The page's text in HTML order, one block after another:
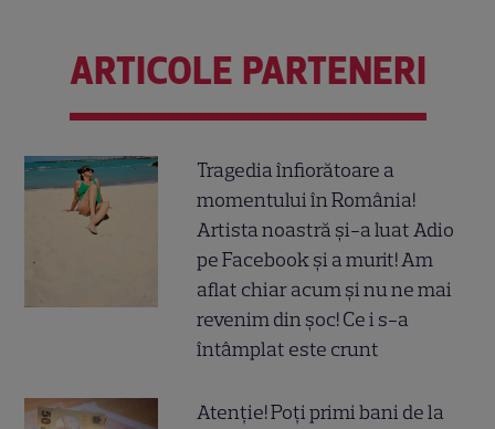
ARTICOLE PARTENERI
Tragedia înfiorătoare a
momentului în România!
Artista noastră și-a luat Adio
pe Facebook și a murit! Am
aflat chiar acum și nu ne mai
revenim din șoc! Ce i s-a
întâmplat este crunt
Atenție! Poți primi bani de la